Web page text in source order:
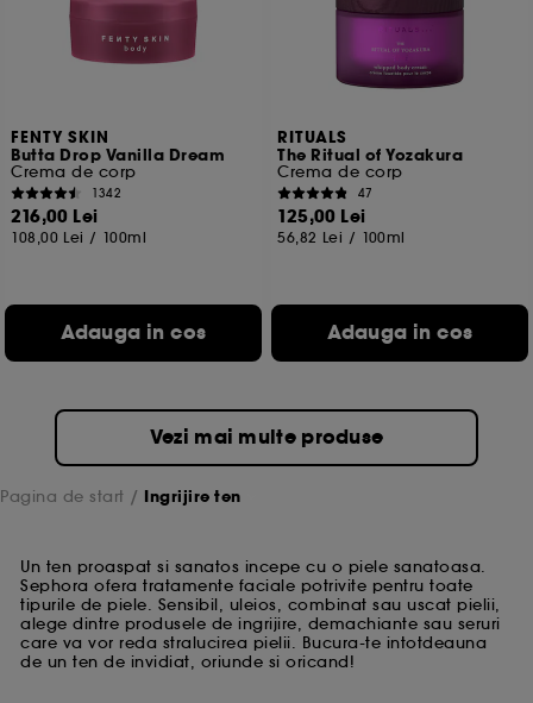
FENTY SKIN
Butta Drop Vanilla Dream
Crema de corp
1342
216,00 Lei
108,00 Lei / 100ml
Adauga in cos
RITUALS
The Ritual of Yozakura
Crema de corp
47
125,00 Lei
56,82 Lei / 100ml
Adauga in cos
Vezi mai multe produse
Pagina de start Ingrijire ten
Un ten proaspat si sanatos incepe cu o piele sanatoasa.
Sephora ofera tratamente faciale potrivite pentru toate
tipurile de piele. Sensibil, uleios, combinat sau uscat pielii,
alege dintre produsele de ingrijire, demachiante sau seruri
care va vor reda stralucirea pielii. Bucura-te intotdeauna
de un ten de invidiat, oriunde si oricand!